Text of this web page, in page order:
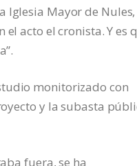
Mayor de Nules,
acto el cronista. Y es
monitorizado con
y la subasta
fuera, se ha